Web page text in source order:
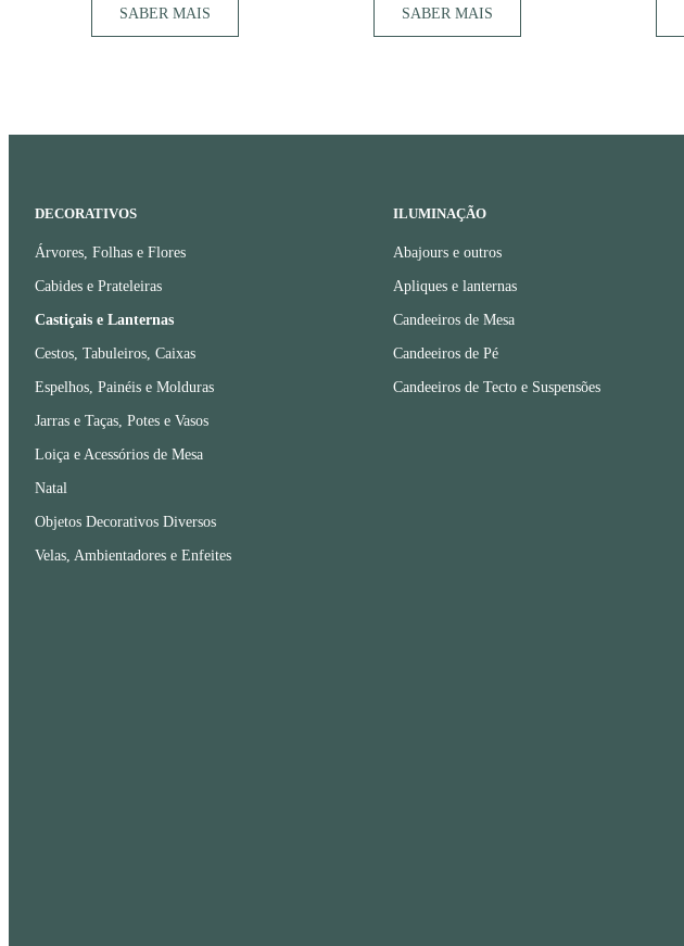
SABER MAIS SABER MAIS
DECORATIVOS
Árvores, Folhas e Flores
Cabides e Prateleiras
Castiçais e Lanternas
Cestos, Tabuleiros, Caixas
Espelhos, Painéis e Molduras
Jarras e Taças, Potes e Vasos
Loiça e Acessórios de Mesa
Natal
Objetos Decorativos Diversos
Velas, Ambientadores e Enfeites
ILUMINAÇÃO
Abajours e outros
Apliques e lanternas
Candeeiros de Mesa
Candeeiros de Pé
Candeeiros de Tecto e Suspensões